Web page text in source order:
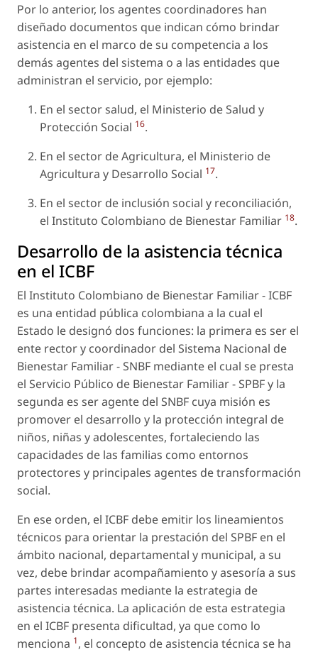
Por lo anterior, los agentes coordinadores han
diseñado documentos que indican cómo brindar
asistencia en el marco de su competencia a los
demás agentes del sistema o a las entidades que
administran el servicio, por ejemplo:
En el sector salud, el Ministerio de Salud y
Protección Social 16.
En el sector de Agricultura, el Ministerio de
Agricultura y Desarrollo Social 17.
En el sector de inclusión social y reconciliación,
el Instituto Colombiano de Bienestar Familiar 18.
Desarrollo de la asistencia técnica
en el ICBF
El Instituto Colombiano de Bienestar Familiar - ICBF
es una entidad pública colombiana a la cual el
Estado le designó dos funciones: la primera es ser el
ente rector y coordinador del Sistema Nacional de
Bienestar Familiar - SNBF mediante el cual se presta
el Servicio Público de Bienestar Familiar - SPBF y la
segunda es ser agente del SNBF cuya misión es
promover el desarrollo y la protección integral de
niños, niñas y adolescentes, fortaleciendo las
capacidades de las familias como entornos
protectores y principales agentes de transformación
social.
En ese orden, el ICBF debe emitir los lineamientos
técnicos para orientar la prestación del SPBF en el
ámbito nacional, departamental y municipal, a su
vez, debe brindar acompañamiento y asesoría a sus
partes interesadas mediante la estrategia de
asistencia técnica. La aplicación de esta estrategia
en el ICBF presenta dificultad, ya que como lo
menciona 1, el concepto de asistencia técnica se ha